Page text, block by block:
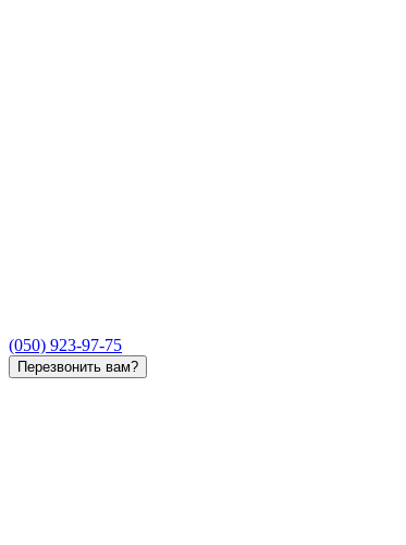
(050) 923-97-75
Перезвонить вам?